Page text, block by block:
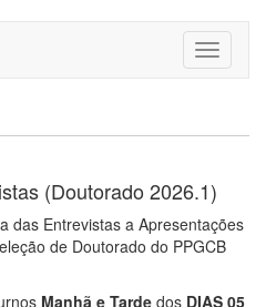
Toggle
(Doutorado 2026.1)
das Entrevistas a Apresentações
de Doutorado do PPGCB
Manhã e Tarde dos DIAS 05